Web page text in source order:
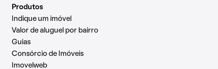
Produtos
Indique um imóvel
Valor de aluguel por bairro
Guias
Consórcio de Imóveis
Imovelweb